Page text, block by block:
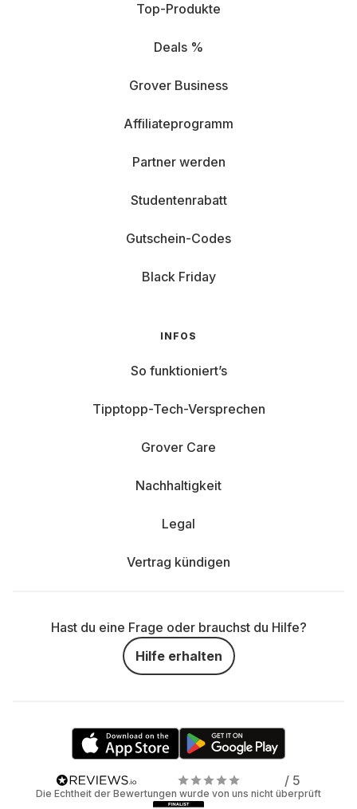
Top-Produkte
Deals %
Grover Business
Affiliateprogramm
Partner werden
Studentenrabatt
Gutschein-Codes
Black Friday
INFOS
So funktioniert’s
Tipptopp-Tech-Versprechen
Grover Care
Nachhaltigkeit
Legal
Vertrag kündigen
Hast du eine Frage oder brauchst du Hilfe?
Hilfe erhalten
/ 5
Die Echtheit der Bewertungen wurde von uns nicht überprüft